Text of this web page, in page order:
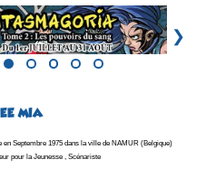
❯
MIA
en Septembre 1975 dans la ville de NAMUR (Belgique)
pour la Jeunesse , Scénariste